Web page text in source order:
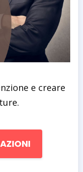
e creare